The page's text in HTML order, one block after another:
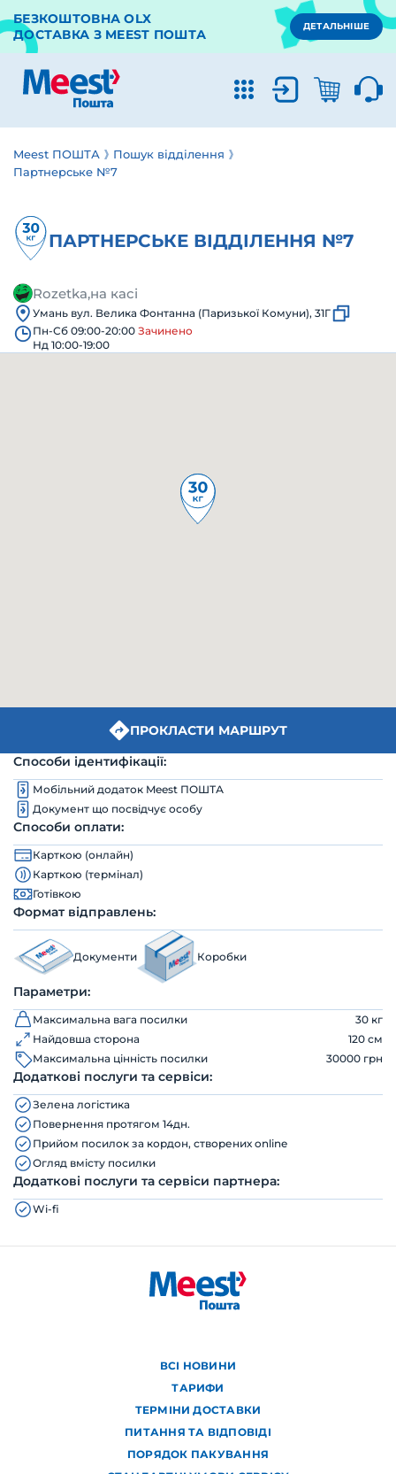
БЕЗКОШТОВНА OLX
ДОСТАВКА З MEEST ПОШТА
ДЕТАЛЬНІШЕ
Meest ПОШТА
Пошук відділення
Партнерське №7
ПАРТНЕРСЬКЕ ВІДДІЛЕННЯ №7
Rozetka,на касі
Умань вул. Велика Фонтанна (Паризької Комуни), 31Г
Пн-Сб 09:00-20:00 Зачинено
Нд 10:00-19:00
ПРОКЛАСТИ МАРШРУТ
Способи ідентифікації:
Мобільний додаток Meest ПОШТА
Документ що посвідчує особу
Способи оплати:
Карткою (онлайн)
Карткою (термінал)
Готівкою
Формат відправлень:
Документи Коробки
Параметри:
Максимальна вага посилки
30 кг
Найдовша сторона
120 см
Максимальна цінність посилки
30000 грн
Додаткові послуги та сервіси:
Зелена логістика
Повернення протягом 14дн.
Прийом посилок за кордон, створених online
Огляд вмісту посилки
Додаткові послуги та сервіси партнера:
Wi-fi
ВСІ НОВИНИ
ТАРИФИ
ТЕРМІНИ ДОСТАВКИ
ПИТАННЯ ТА ВІДПОВІДІ
ПОРЯДОК ПАКУВАННЯ